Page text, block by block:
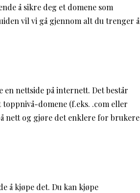
å sikre deg et domene som
vil vi gå gjennom alt du trenger å
nettside på internett. Det består
domene (f.eks. .com eller
nett og gjøre det enklere for brukere
å kjøpe det. Du kan kjøpe